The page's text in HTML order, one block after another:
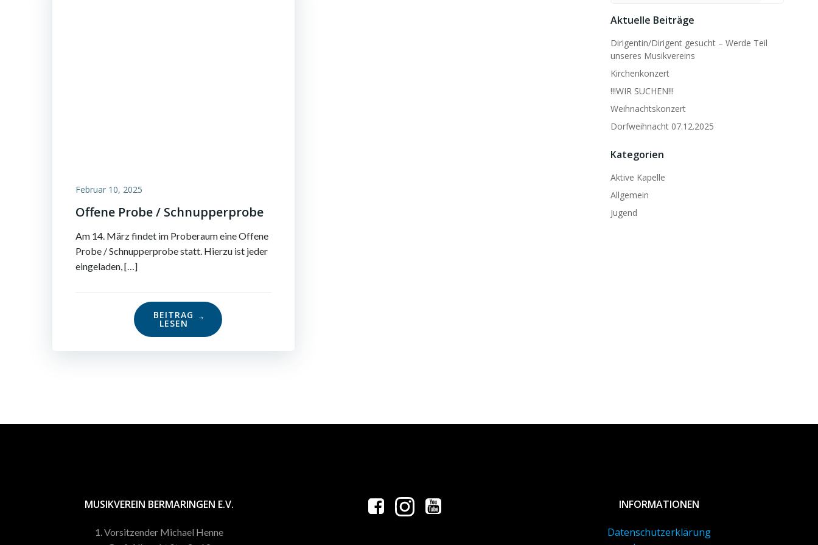
Februar 10, 2025
Offene Probe / Schnupperprobe
Am 14. März findet im Proberaum eine Offene
Probe / Schnupperprobe statt. Hierzu ist jeder
eingeladen, […]
BEITRAG
LESEN
Aktuelle Beiträge
Dirigentin/Dirigent gesucht – Werde Teil
unseres Musikvereins
Kirchenkonzert
!!!WIR SUCHEN!!!
Weihnachtskonzert
Dorfweihnacht 07.12.2025
Kategorien
Aktive Kapelle
Allgemein
Jugend
MUSIKVEREIN BERMARINGEN E.V.
1. Vorsitzender Michael Henne
INFORMATIONEN
Datenschutzerklärung